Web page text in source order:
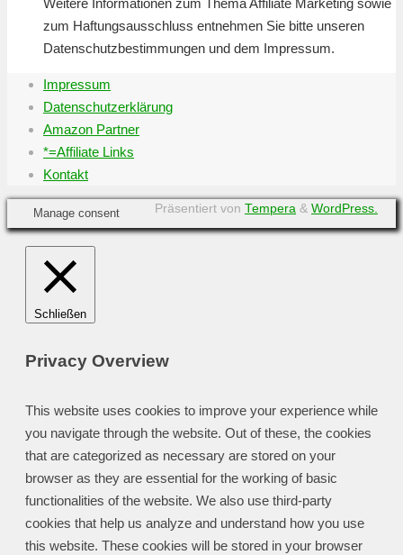
zum Haftungsausschluss entnehmen Sie bitte unseren
Datenschutzbestimmungen und dem Impressum.
Impressum
Datenschutzerklärung
Amazon Partner
*=Affiliate Links
Kontakt
Präsentiert von Tempera & WordPress.
Manage consent
Schließen
Privacy Overview
This website uses cookies to improve your experience while
you navigate through the website. Out of these, the cookies
that are categorized as necessary are stored on your
browser as they are essential for the working of basic
functionalities of the website. We also use third-party
cookies that help us analyze and understand how you use
this website. These cookies will be stored in your browser